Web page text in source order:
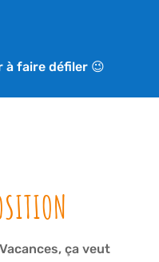
à faire défiler 😉
ça veut